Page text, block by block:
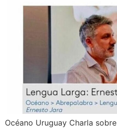
Océano Uruguay Charla